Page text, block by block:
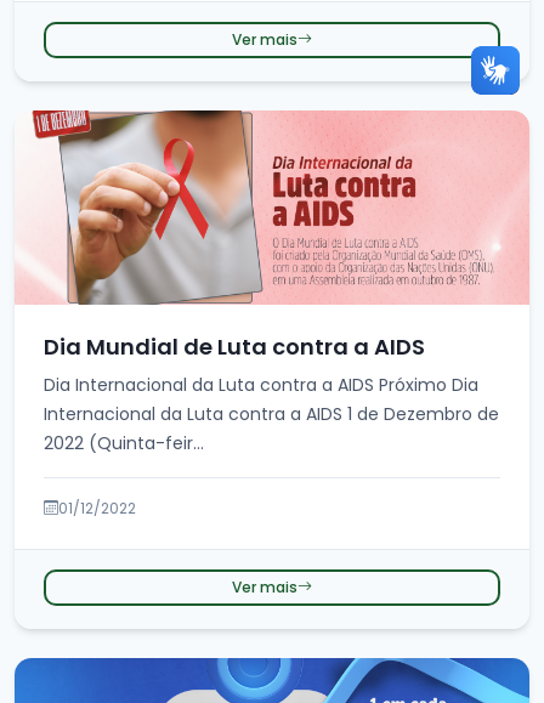
Ver mais
Dia Mundial de Luta contra a AIDS
Dia Internacional da Luta contra a AIDS Próximo Dia
Internacional da Luta contra a AIDS 1 de Dezembro de
2022 (Quinta-feir...
01/12/2022
Ver mais